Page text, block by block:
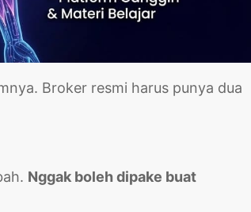
Broker resmi harus punya dua
Nggak boleh dipake buat